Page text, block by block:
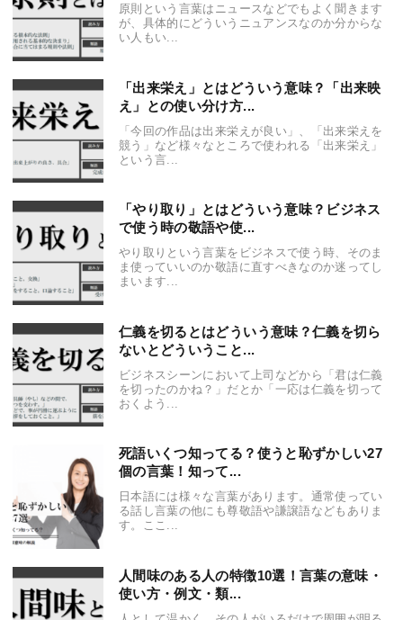
原則という言葉はニュースなどでもよく聞きます
が、具体的にどういうニュアンスなのか分からな
い人もい...
「出来栄え」とはどういう意味？「出来映
え」との使い分け方...
「今回の作品は出来栄えが良い」、「出来栄えを
競う」など様々なところで使われる「出来栄え」
という言...
「やり取り」とはどういう意味？ビジネス
で使う時の敬語や使...
やり取りという言葉をビジネスで使う時、そのま
ま使っていいのか敬語に直すべきなのか迷ってし
まいます...
仁義を切るとはどういう意味？仁義を切ら
ないとどういうこと...
ビジネスシーンにおいて上司などから「君は仁義
を切ったのかね？」だとか「一応は仁義を切って
おくよう...
死語いくつ知ってる？使うと恥ずかしい27
個の言葉！知って...
日本語には様々な言葉があります。通常使ってい
る話し言葉の他にも尊敬語や謙譲語などもありま
す。ここ...
人間味のある人の特徴10選！言葉の意味・
使い方・例文・類...